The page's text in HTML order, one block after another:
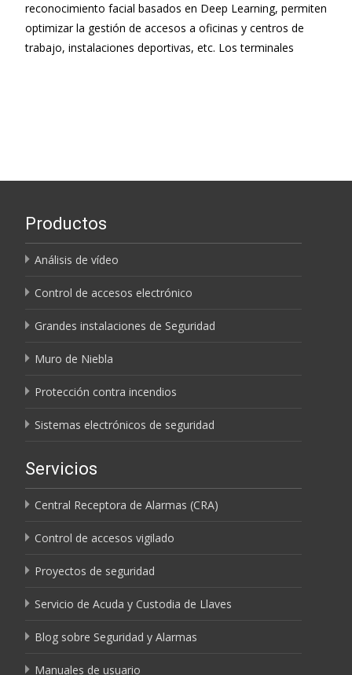
reconocimiento facial basados en Deep Learning, permiten
optimizar la gestión de accesos a oficinas y centros de
trabajo, instalaciones deportivas, etc. Los terminales
Productos
Análisis de vídeo
Control de accesos electrónico
Grandes instalaciones de Seguridad
Muro de Niebla
Protección contra incendios
Sistemas electrónicos de seguridad
Servicios
Central Receptora de Alarmas (CRA)
Control de accesos vigilado
Proyectos de seguridad
Servicio de Acuda y Custodia de Llaves
Blog sobre Seguridad y Alarmas
Manuales de usuario